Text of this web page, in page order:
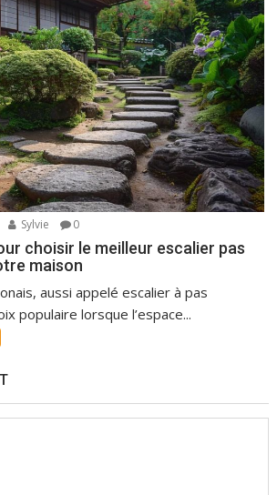
Sylvie 0
choisir le meilleur escalier pas
maison
aussi appelé escalier à pas
populaire lorsque l’espace...